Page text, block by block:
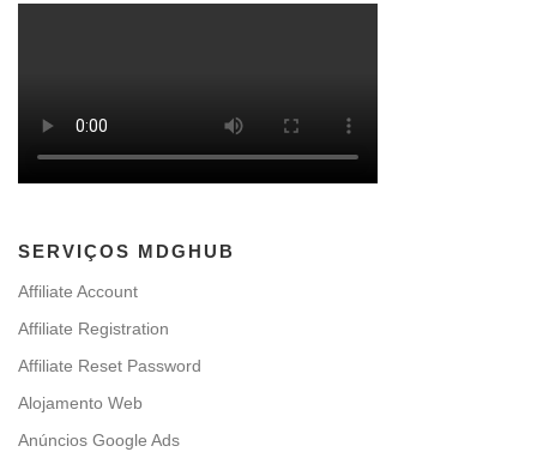
SERVIÇOS MDGHUB
Affiliate Account
Affiliate Registration
Affiliate Reset Password
Alojamento Web
Anúncios Google Ads